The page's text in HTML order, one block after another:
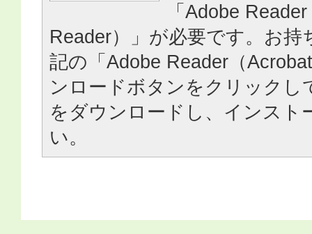
「Adobe
Reader）」が必要です。お持
記の「Adobe Reader（
ンロードボタンをクリックし
をダウンロードし、インスト
い。